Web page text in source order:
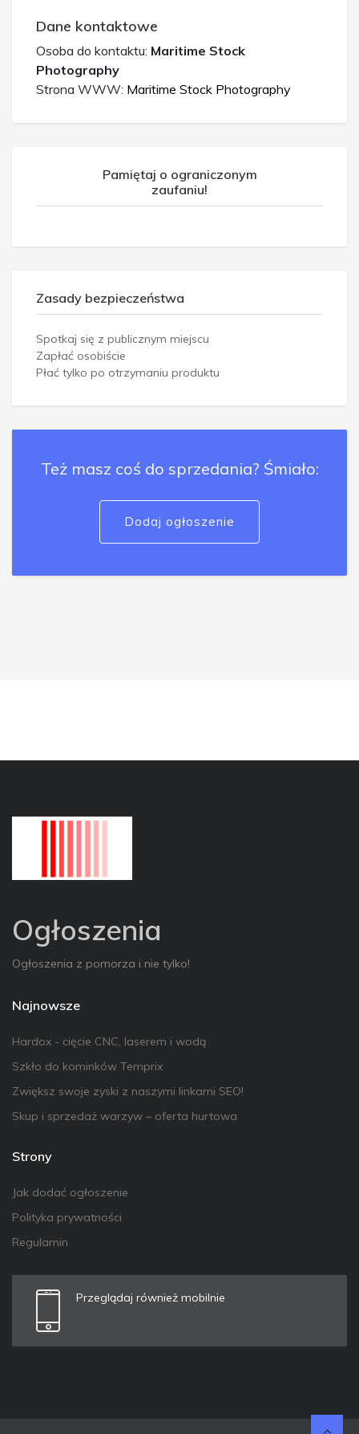
Dane kontaktowe
Osoba do kontaktu: Maritime Stock
Photography
Strona WWW: Maritime Stock Photography
Pamiętaj o ograniczonym
zaufaniu!
Zasady bezpieczeństwa
Spotkaj się z publicznym miejscu
Zapłać osobiście
Płać tylko po otrzymaniu produktu
Też masz coś do sprzedania? Śmiało:
Dodaj ogłoszenie
Ogłoszenia
Ogłoszenia z pomorza i nie tylko!
Najnowsze
Hardox - cięcie CNC, laserem i wodą
Szkło do kominków Temprix
Zwiększ swoje zyski z naszymi linkami SEO!
Skup i sprzedaż warzyw – oferta hurtowa
Strony
Jak dodać ogłoszenie
Polityka prywatności
Regulamin
Przeglądaj również mobilnie